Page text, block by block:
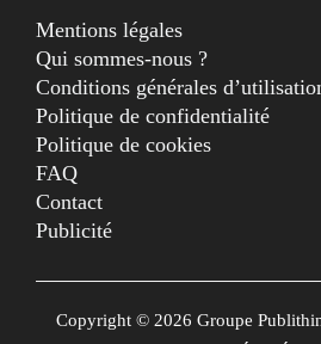
Mentions légales
Qui sommes-nous ?
Conditions générales
Politique de confidentialité
Politique de cookies
FAQ
Contact
Publicité
Copyright © 2026 Groupe